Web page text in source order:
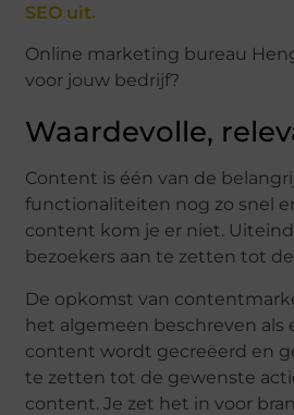
SEO uit.
Online marketing bureau
voor jouw bedrijf?
Waardevolle,
Content is één van de
functionaliteiten nog zo snel
content kom je er niet.
bezoekers aan te zetten tot
De opkomst van
het algemeen beschreven
content wordt gecreëerd en
te zetten tot de gewenste
content. Je zet het in voor